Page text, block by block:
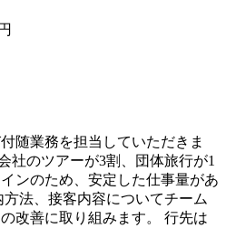
随業務を担当していただきま
社のツアーが3割、団体旅行が1
ンのため、安定した仕事量があ
法、接客内容についてチーム
改善に取り組みます。 行先は